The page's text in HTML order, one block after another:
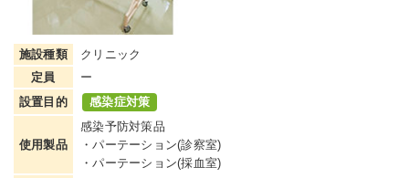
施設種類
クリニック
定員
ー
設置目的
感染症対策
使用製品
感染予防対策品
・パーテーション(診察室)
・パーテーション(採血室)